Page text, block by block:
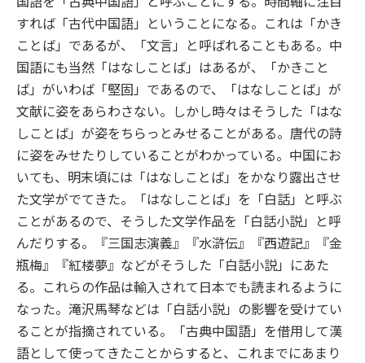
すれば「古代中国語」ということになる。これは「かき
ことば」であるが、「文言」と呼ばれることもある。中
国語にも当然「はなしことば」はあるが、「かきこと
ば」がいわば「堅固」であるので、「はなしことば」が
文献に姿をあらわさない。しかし時々はそうした「はな
しことば」が姿をちらっとみせることがある。唐代の詩
に姿をみせたりしていることがわかっている。中国にお
いても、明末頃には「はなしことば」をかなり露出させ
た文学がでてきた。「はなしことば」を「白話」と呼ぶ
ことがあるので、そうした文学作品を「白話小説」と呼
んだりする。『三国志演義』『水滸伝』『西遊記』『金
瓶梅』『紅楼夢』などがそうした「白話小説」にあた
る。これらの作品は輸入されて日本でも読まれるように
なった。滝沢馬琴などは「白話小説」の影響を受けてい
ることが指摘されている。「古典中国語」を借用して漢
語として使ってきたことからすると、これまでにあまり